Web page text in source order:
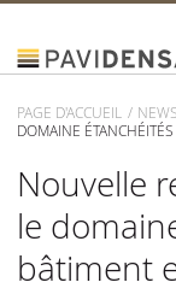
PAGE D'ACCUEIL NEWS
DOMAINE
Nouvelle
le
bâtiment